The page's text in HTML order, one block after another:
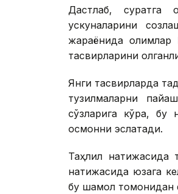
Дастлаб, суратга
ускуналарини
жараёнида олимлар
тасвирларини
Янги тасвирларда
тузилмаларни
сўзларига кўра, бу
осмонни эслатади.
Таҳлил натижасида
натижасида юзага
бу шамол томонидан